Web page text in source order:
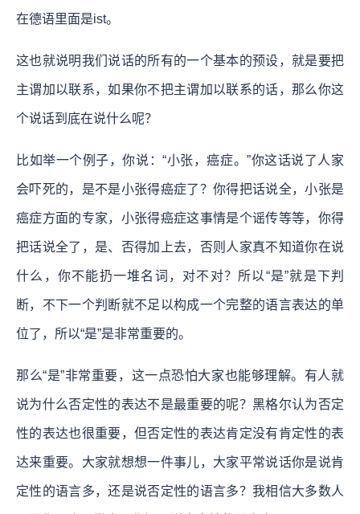
在德语里面是ist。
这也就说明我们说话的所有的一个基本的预设，就是要把
主谓加以联系，如果你不把主谓加以联系的话，那么你这
个说话到底在说什么呢？
比如举一个例子，你说：“小张，癌症。”你这话说了人家
会吓死的，是不是小张得癌症了？你得把话说全，小张是
癌症方面的专家，小张得癌症这事情是个谣传等等，你得
把话说全了，是、否得加上去，否则人家真不知道你在说
什么，你不能扔一堆名词，对不对？所以“是”就是下判
断，不下一个判断就不足以构成一个完整的语言表达的单
位了，所以“是”是非常重要的。
那么“是”非常重要，这一点恐怕大家也能够理解。有人就
说为什么否定性的表达不是最重要的呢？黑格尔认为否定
性的表达也很重要，但否定性的表达肯定没有肯定性的表
达来重要。大家就想想一件事儿，大家平常说话你是说肯
定性的语言多，还是说否定性的语言多？我相信大多数人